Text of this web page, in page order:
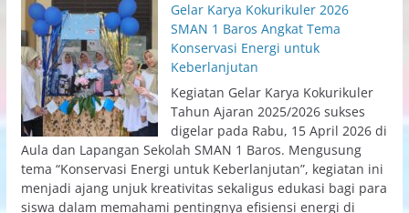
Gelar Karya Kokurikuler 2026
SMAN 1 Baros Angkat Tema
Konservasi Energi untuk
Keberlanjutan
Kegiatan Gelar Karya Kokurikuler
Tahun Ajaran 2025/2026 sukses
digelar pada Rabu, 15 April 2026 di
Aula dan Lapangan Sekolah SMAN 1 Baros. Mengusung
tema “Konservasi Energi untuk Keberlanjutan”, kegiatan ini
menjadi ajang unjuk kreativitas sekaligus edukasi bagi para
siswa dalam memahami pentingnya efisiensi energi di